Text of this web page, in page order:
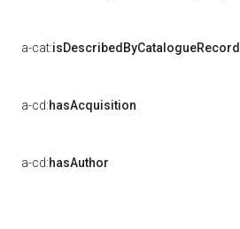
a-cat:isDescribedByCatalogueRecord
a-cd:hasAcquisition
a-cd:hasAuthor